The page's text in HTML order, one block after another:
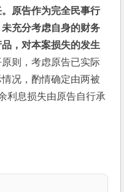
原告作为完全民事行
充分考虑自身的财务
，对本案损失的发生
则，考虑原告已实际
况，酌情确定由两被
利息损失由原告自行承